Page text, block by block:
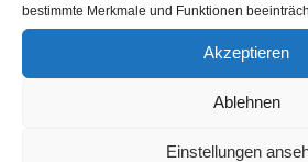
bestimmte Merkmale und Funktionen
Akzeptieren
Ablehnen
Einstellungen
Hier die offizielle
Cup 2009 [87.5 KByte]
Nachfolgend die nominierten
versehen) bzw. angemeldeten